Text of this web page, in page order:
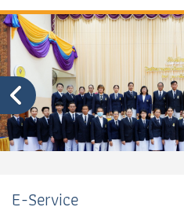
E-Service